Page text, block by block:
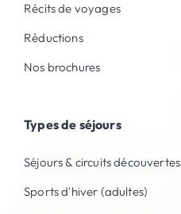
Récits de voyages
Réductions
Nos brochures
Types de séjours
Séjours & circuits découvertes
Sports d'hiver (adultes)